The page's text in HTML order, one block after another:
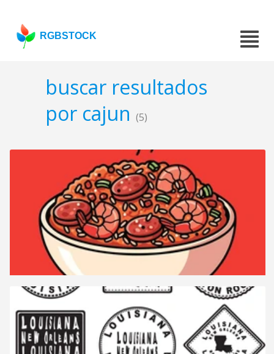
RGBSTOCK
buscar resultados
por cajun (5)